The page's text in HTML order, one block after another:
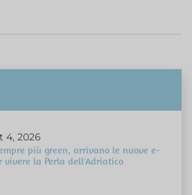
4, 2026
più green, arrivano le nuove e-
vivere la Perla dell'Adriatico